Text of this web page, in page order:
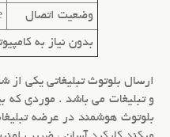
وضعیت اتصال
بدون نیاز به
ارسال بلوتوث تبلیغاتی یکی از
و تبلیغات می باشد . موردی که
بلوتوث هوشمنددر عرضه